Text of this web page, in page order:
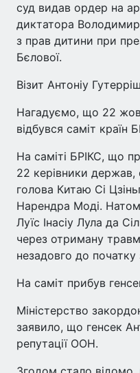
суд видав ордер на
диктатора
з прав дитини при
Бєлової.
Візит Антоніу
Нагадуємо, що 22
відбувся саміт країн
На саміті БРІКС, що
22 керівники
голова Китаю Сі
Нарендра Моді.
Луїс Інасіу Лула да
через отриману
незадовго до початку
На саміт прибув
Міністерство
заявило, що генсек
репутації ООН.